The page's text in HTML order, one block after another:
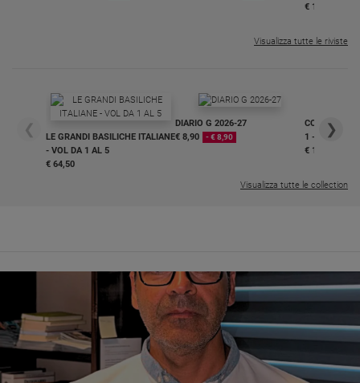
€ 16,99
Visualizza tutte le riviste
❮
LE GRANDI BASILICHE ITALIANE
- VOL DA 1 AL 5
€ 64,50
DIARIO G 2026-27
€ 8,90
- € 8,90
COLLANA
1 - 2
€ 18,50
❯
Visualizza tutte le collection